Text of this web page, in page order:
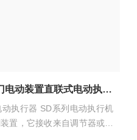
B+RS250/F40Z角行程阀门电动装置直联式电动执行器
执行器 SD系列电动执行机
置，它接收来自调节器或计